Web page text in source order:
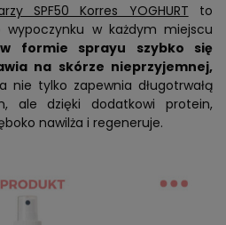
SPF50 Korres YOGHURT to
wypoczynku w każdym miejscu
formie sprayu szybko się
na skórze nieprzyjemnej,
nie tylko zapewnia długotrwałą
ale dzięki dodatkowi protein,
nawilża i regeneruje.